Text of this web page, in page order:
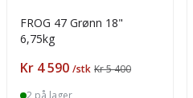
FROG 47 Grønn 18"
6,75kg
Pris
Kr 4 590 /stk Kr 5 400
2 på lager